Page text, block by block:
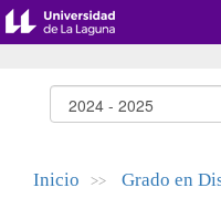
Inicio >> Grado en